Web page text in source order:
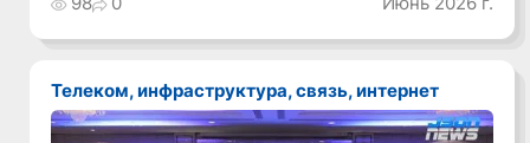
Телеком, инфраструктура, связь, интернет